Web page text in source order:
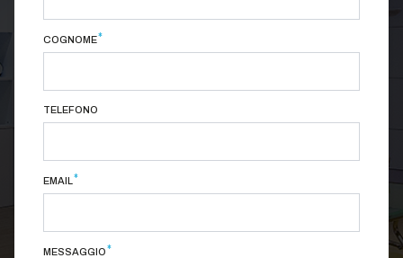
COGNOME*
TELEFONO
EMAIL *
MESSAGGIO*